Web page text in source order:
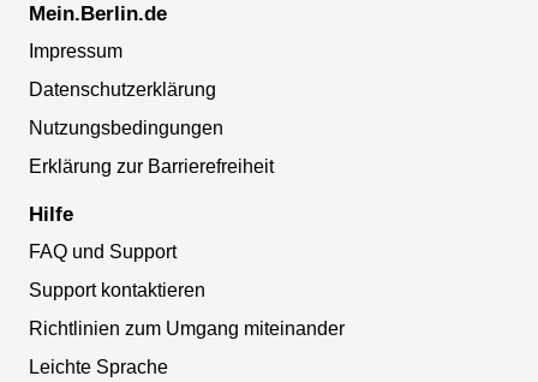
Mein.Berlin.de
Impressum
Datenschutzerklärung
Nutzungsbedingungen
Erklärung zur Barrierefreiheit
Hilfe
FAQ und Support
Support kontaktieren
Richtlinien zum Umgang miteinander
Leichte Sprache